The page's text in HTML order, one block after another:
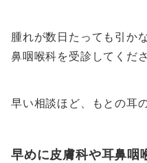
腫れが数日たっても引か
鼻咽喉科を受診してくださ
早い相談ほど、もとの耳
早めに皮膚科や耳鼻咽